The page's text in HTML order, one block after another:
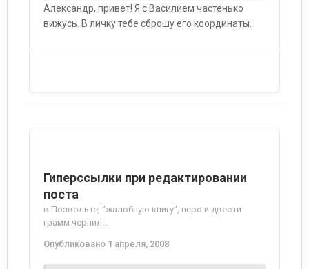
Александр, привет! Я с Василием частенько
вижусь. В личку тебе сброшу его координаты.
Гиперссылки при редактировании
поста
в Позвольте, "жалобную книгу", перо и двести
грамм чернил...
Опубликовано 1 апреля, 2008